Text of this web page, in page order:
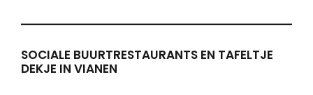
SOCIALE BUURTRESTAURANTS EN TAFELTJE
DEKJE IN VIANEN